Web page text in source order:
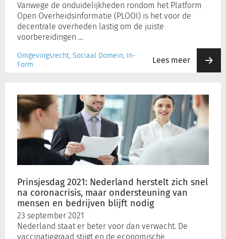
Vanwege de onduidelijkheden rondom het Platform
Open Overheidsinformatie (PLOOI) is het voor de
decentrale overheden lastig om de juiste
voorbereidingen …
Omgevingsrecht, Sociaal Domein, In-
Form
Lees meer
Prinsjesdag 2021: Nederland herstelt zich snel
na coronacrisis, maar ondersteuning van
mensen en bedrijven blijft nodig
23 september 2021
Nederland staat er beter voor dan verwacht. De
vaccinatiegraad stijgt en de economische
2021:
Nederland
herstelt
zich
snel
coronacrisis,
maar
ondersteuning
van
mensen
bedrijven